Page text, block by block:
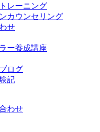
レーニング
カウンセリング
せ
ー養成講座
ログ
記